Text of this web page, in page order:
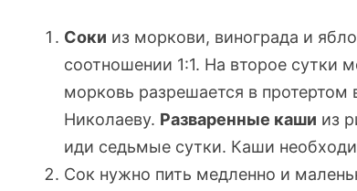
Соки из моркови, винограда и
соотношении 1:1. На второе сутки
морковь разрешается в протертом
Николаеву. Разваренные каши из
иди седьмые сутки. Каши
Сок нужно пить медленно и